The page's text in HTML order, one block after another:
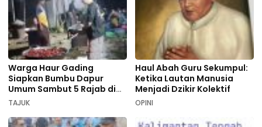
Warga Haur Gading
Siapkan Bumbu Dapur
Umum Sambut 5 Rajab di
Sekumpul
TAJUK
Haul Abah Guru Sekumpul:
Ketika Lautan Manusia
Menjadi Dzikir Kolektif
OPINI